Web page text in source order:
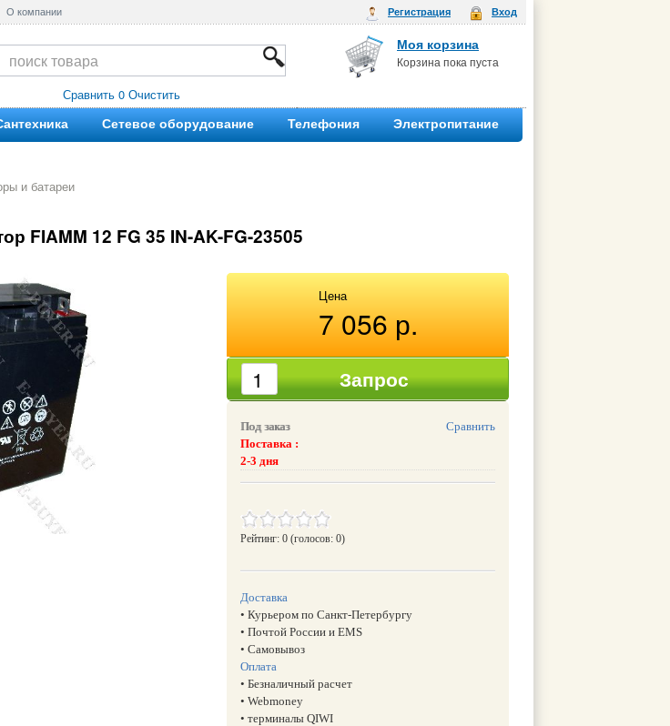
О компании Вход
Регистрация
Сравнить 0 Очистить
Моя корзина
Корзина пока пуста
Сетевое оборудование Телефония Электропитание
и батареи
FIAMM 12 FG 35 IN-AK-FG-23505
Цена
7 056 р.
Запрос
Под заказ
Сравнить
Поставка :
2-3 дня
Рейтинг: 0 (голосов: 0)
Доставка
• Курьером по Санкт-Петербургу
• Почтой России и EMS
• Самовывоз
Оплата
• Безналичный расчет
• Webmoney
• терминалы QIWI